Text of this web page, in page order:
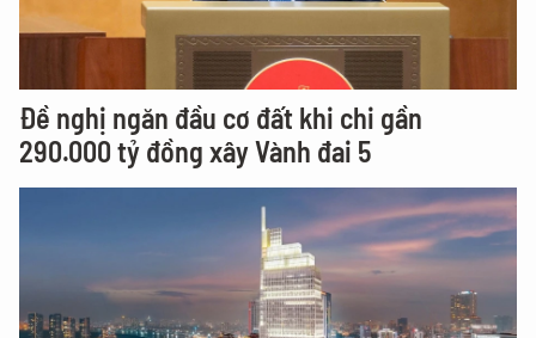
Đề nghị ngăn đầu cơ đất khi chi gần
290.000 tỷ đồng xây Vành đai 5